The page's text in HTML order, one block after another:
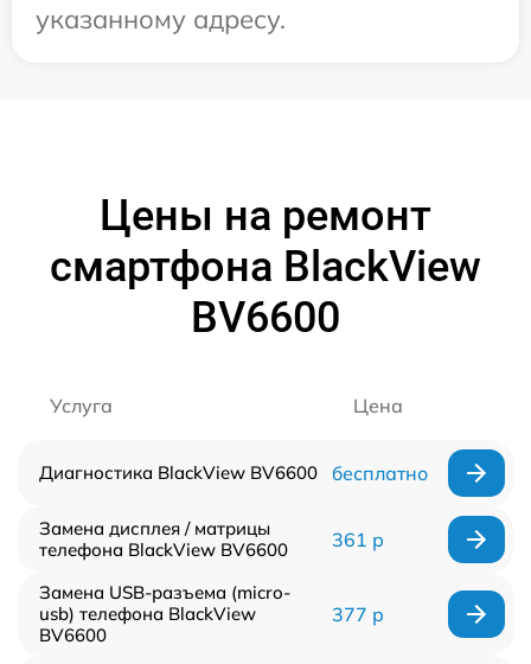
указанному адресу.
Цены на ремонт
смартфона BlackView
BV6600
Услуга Цена
Диагностика BlackView BV6600 бесплатно
Замена дисплея / матрицы
телефона BlackView BV6600
361 р
Замена USB-разъема (micro-
usb) телефона BlackView
BV6600
377 р